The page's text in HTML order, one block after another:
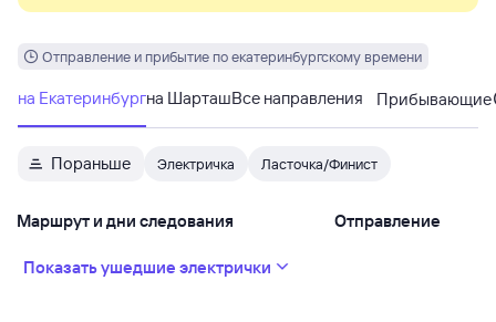
Отправление и прибытие по екатеринбургскому времени
на Екатеринбургна ШарташВсе направления Прибывающие
Пораньше Электричка Ласточка/Финист
Маршрут и дни следования Отправление
Показать ушедшие электрички